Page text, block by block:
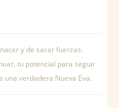
y de sacar fuerzas.
tu potencial para seguir
una verdadera Nueva Eva.